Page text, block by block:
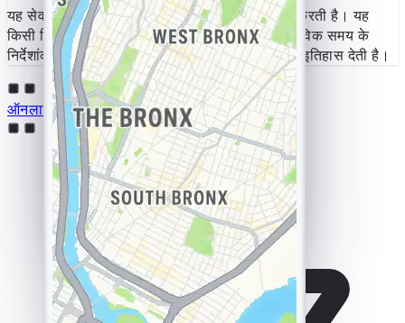
यह सेवा YouTube के माध्यम से सटीक स्थान प्रदान करती है। यह
किसी डिवाइस के IP पते की निगरानी करके उसके वास्तविक समय के
निर्देशांकों को इंगित करती है और आपको पूरा भू-स्थानिक इतिहास देती है।
ऑनलाइन हैक YouTube